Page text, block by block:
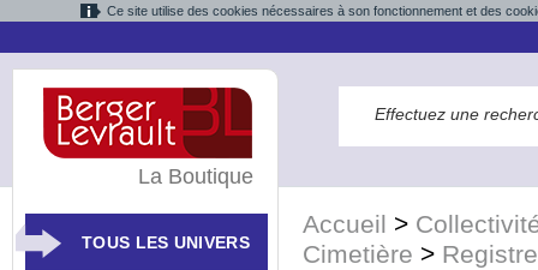
Ce site utilise des cookies nécessaires à son fonctionnement et des
Accueil >
Cimetière >
La Boutique
TOUS LES UNIVERS